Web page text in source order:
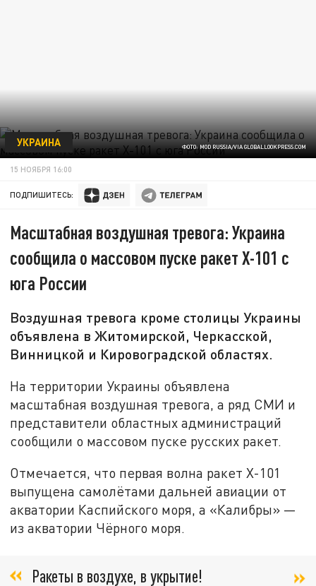
ФОТО: MOD RUSSIA/VIA GLOBALLOOKPRESS.COM
УКРАИНА
15 НОЯБРЯ 16:00
ПОДПИШИТЕСЬ:
Масштабная воздушная тревога: Украина
сообщила о массовом пуске ракет Х-101 с
юга России
Воздушная тревога кроме столицы Украины
объявлена в Житомирской, Черкасской,
Винницкой и Кировоградской областях.
На территории Украины объявлена
масштабная воздушная тревога, а ряд СМИ и
представители областных администраций
сообщили о массовом пуске русских ракет.
Отмечается, что первая волна ракет Х-101
выпущена самолётами дальней авиации от
акватории Каспийского моря, а «Калибры» —
из акватории Чёрного моря.
Ракеты в воздухе, в укрытие!